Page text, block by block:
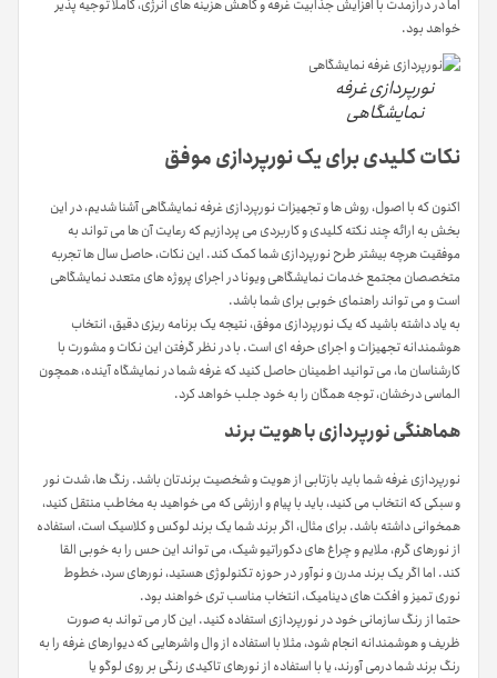
اما در درازمدت با افزایش جذابیت غرفه و کاهش هزینه های انرژی، کاملا توجیه پذیر
خواهد بود.
نورپردازی غرفه
نمایشگاهی
نکات کلیدی برای یک نورپردازی موفق
اکنون که با اصول، روش ها و تجهیزات نورپردازی غرفه نمایشگاهی آشنا شدیم، در این
بخش به ارائه چند نکته کلیدی و کاربردی می پردازیم که رعایت آن ها می تواند به
موفقیت هرچه بیشتر طرح نورپردازی شما کمک کند. این نکات، حاصل سال ها تجربه
متخصصان مجتمع خدمات نمایشگاهی ویونا در اجرای پروژه های متعدد نمایشگاهی
است و می تواند راهنمای خوبی برای شما باشد.
به یاد داشته باشید که یک نورپردازی موفق، نتیجه یک برنامه ریزی دقیق، انتخاب
هوشمندانه تجهیزات و اجرای حرفه ای است. با در نظر گرفتن این نکات و مشورت با
کارشناسان ما، می توانید اطمینان حاصل کنید که غرفه شما در نمایشگاه آینده، همچون
الماسی درخشان، توجه همگان را به خود جلب خواهد کرد.
هماهنگی نورپردازی با هویت برند
نورپردازی غرفه شما باید بازتابی از هویت و شخصیت برندتان باشد. رنگ ها، شدت نور
و سبکی که انتخاب می کنید، باید با پیام و ارزشی که می خواهید به مخاطب منتقل کنید،
همخوانی داشته باشد. برای مثال، اگر برند شما یک برند لوکس و کلاسیک است، استفاده
از نورهای گرم، ملایم و چراغ های دکوراتیو شیک، می تواند این حس را به خوبی القا
کند. اما اگر یک برند مدرن و نوآور در حوزه تکنولوژی هستید، نورهای سرد، خطوط
نوری تمیز و افکت های دینامیک، انتخاب مناسب تری خواهند بود.
حتما از رنگ سازمانی خود در نورپردازی استفاده کنید. این کار می تواند به صورت
ظریف و هوشمندانه انجام شود، مثلا با استفاده از وال واشرهایی که دیوارهای غرفه را به
رنگ برند شما درمی آورند، یا با استفاده از نورهای تاکیدی رنگی بر روی لوگو یا